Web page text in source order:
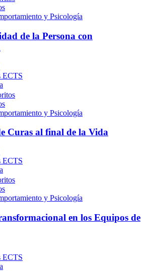
y Psicología
de la Persona con
ECTS
y Psicología
Curas al final de la Vida
ECTS
y Psicología
en los Equipos de
ECTS